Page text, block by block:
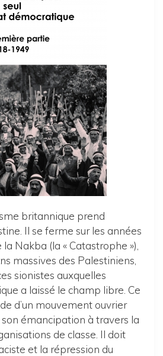
britannique prend
Il se ferme sur les années
Nakba (la « Catastrophe »),
massives des Palestiniens,
sionistes auxquelles
a laissé le champ libre. Ce
d’un mouvement ouvrier
émancipation à travers la
de classe. Il doit
et la répression du